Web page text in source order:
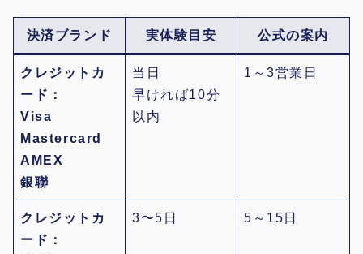
決済ブランド 実体験目安 公式の案内
クレジットカ
ード：
Visa
Mastercard
AMEX
銀聯
当日
早ければ10分
以内
1～3営業日
クレジットカ
ード：
3〜5日 5～15日